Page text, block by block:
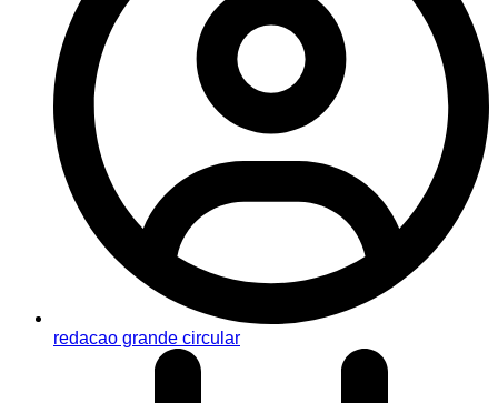
redacao grande circular